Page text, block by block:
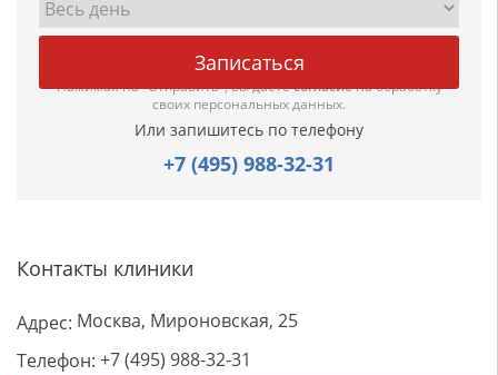
Нажимая на "Отправить", вы даетесогласиена обработку
своих персональных данных.
Или запишитесь по телефону
+7 (495) 988-32-31
Контакты клиники
Адрес: Москва, Мироновская, 25
Телефон: +7 (495) 988-32-31